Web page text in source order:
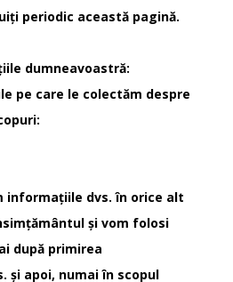
periodic această pagină.
dumneavoastră:
pe care le colectăm despre
informațiile dvs. în orice alt
și vom folosi
după primirea
și apoi, numai în scopul